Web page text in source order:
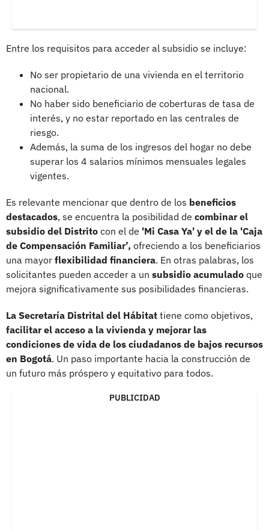
Entre los requisitos para acceder al subsidio se incluye:
No ser propietario de una vivienda en el territorio
nacional.
No haber sido beneficiario de coberturas de tasa de
interés, y no estar reportado en las centrales de
riesgo.
Además, la suma de los ingresos del hogar no debe
superar los 4 salarios mínimos mensuales legales
vigentes.
Es relevante mencionar que dentro de los beneficios
destacados, se encuentra la posibilidad de combinar el
subsidio del Distrito con el de 'Mi Casa Ya' y el de la 'Caja
de Compensación Familiar’, ofreciendo a los beneficiarios
una mayor flexibilidad financiera. En otras palabras, los
solicitantes pueden acceder a un subsidio acumulado que
mejora significativamente sus posibilidades financieras.
La Secretaría Distrital del Hábitat tiene como objetivos,
facilitar el acceso a la vivienda y mejorar las
condiciones de vida de los ciudadanos de bajos recursos
en Bogotá. Un paso importante hacia la construcción de
un futuro más próspero y equitativo para todos.
PUBLICIDAD